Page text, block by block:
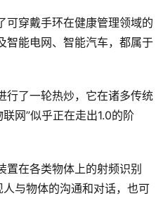
可穿戴手环在健康管理领域的
智能电网、智能汽车，都属于
了一轮热炒，它在诸多传统
网”似乎正在走出1.0的阶
在各类物体上的射频识别
与物体的沟通和对话，也可